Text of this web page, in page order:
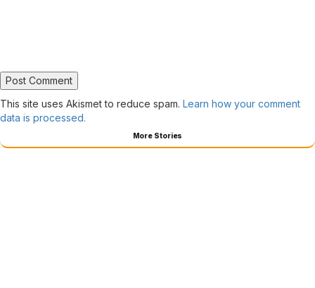
This site uses Akismet to reduce spam. Learn how your comment
data is processed.
More Stories